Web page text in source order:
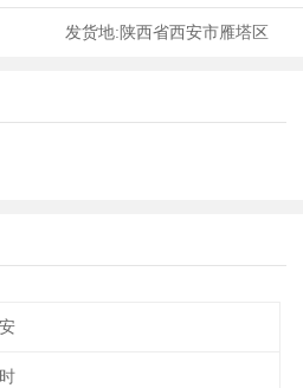
发货地:陕西省西安市雁塔区